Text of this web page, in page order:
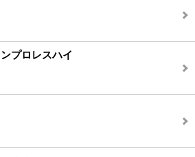
プロレスハイ